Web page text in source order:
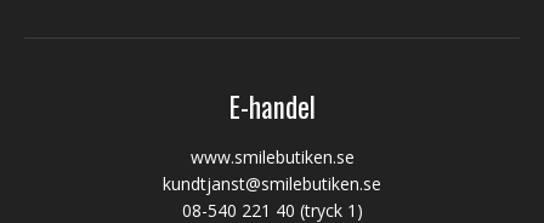
E-handel
www.smilebutiken.se
kundtjanst@smilebutiken.se
08-540 221 40 (tryck 1)